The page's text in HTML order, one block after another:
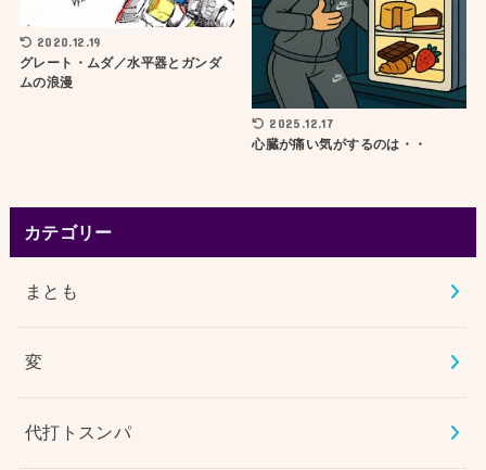
2020.12.19
グレート・ムダ／水平器とガンダ
ムの浪漫
2025.12.17
心臓が痛い気がするのは・・
カテゴリー
まとも
変
代打トスンパ